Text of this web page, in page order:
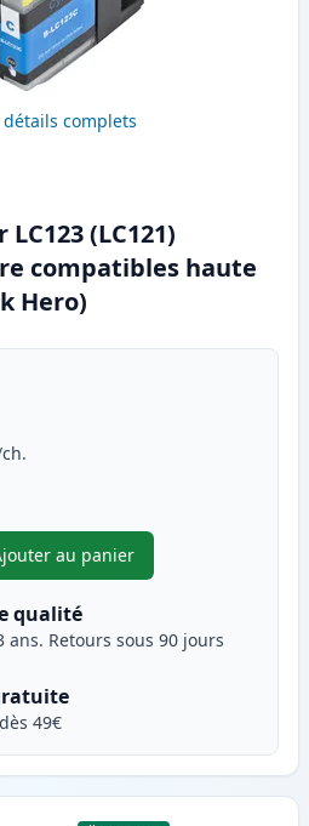
détails complets
(LC121)
compatibles haute
Hero)
ajuster
au panier
,Pack de 2 Brother LC123
qualité
ans. Retours sous 90 jours
49€